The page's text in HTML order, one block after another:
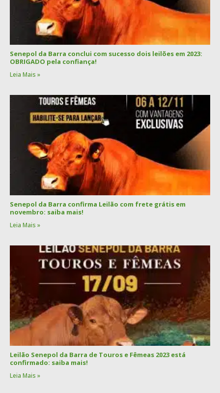
Senepol da Barra conclui com sucesso dois leilões em 2023:
OBRIGADO pela confiança!
Leia Mais »
Senepol da Barra confirma Leilão com frete grátis em
novembro: saiba mais!
Leia Mais »
Leilão Senepol da Barra de Touros e Fêmeas 2023 está
confirmado: saiba mais!
Leia Mais »